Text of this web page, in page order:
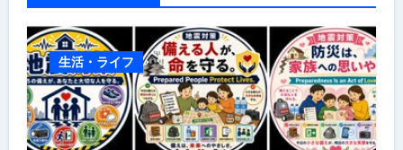
生活・ライフ